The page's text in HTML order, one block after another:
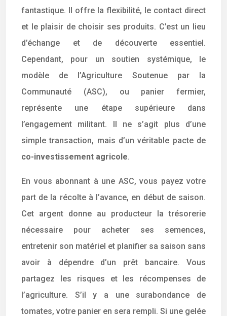
fantastique. Il offre la flexibilité, le contact direct
et le plaisir de choisir ses produits. C’est un lieu
d’échange et de découverte essentiel.
Cependant, pour un soutien systémique, le
modèle de l’Agriculture Soutenue par la
Communauté (ASC), ou panier fermier,
représente une étape supérieure dans
l’engagement militant. Il ne s’agit plus d’une
simple transaction, mais d’un véritable pacte de
co-investissement agricole.
En vous abonnant à une ASC, vous payez votre
part de la récolte à l’avance, en début de saison.
Cet argent donne au producteur la trésorerie
nécessaire pour acheter ses semences,
entretenir son matériel et planifier sa saison sans
avoir à dépendre d’un prêt bancaire. Vous
partagez les risques et les récompenses de
l’agriculture. S’il y a une surabondance de
tomates, votre panier en sera rempli. Si une gelée